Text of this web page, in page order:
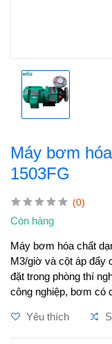
Máy bơm
1503FG
(0)
Còn hàng
Máy bơm hóa chất
M3/giờ và cột áp đẩy
đặt trong phòng thí
công nghiệp, bơm có
Yêu thích